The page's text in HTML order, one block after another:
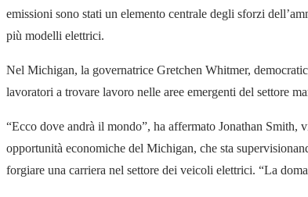
emissioni sono stati un elemento centrale degli sforzi
più modelli elettrici.
Nel Michigan, la governatrice Gretchen Whitmer,
lavoratori a trovare lavoro nelle aree emergenti del settore
“Ecco dove andrà il mondo”, ha affermato Jonathan
opportunità economiche del Michigan, che sta
forgiare una carriera nel settore dei veicoli elettrici. “La